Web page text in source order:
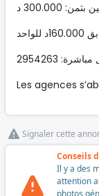
300.000 د
2954263
Les agences
Signaler cette
Conseils
Il y a des
attention